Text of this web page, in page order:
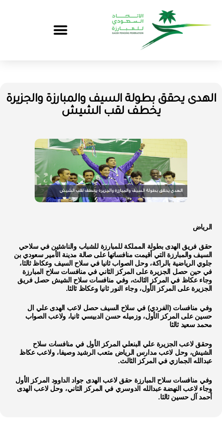
الهدى يحقق بطولة السيف والمبارزة والجزيرة
يخطف لقب الشيش
الرياض
حقق فريق الهدى بطولة المملكة للمبارزة للشباب والناشئین في سلاحي
السيف والمبارزة التي أقيمت منافساتها على صالة مدينة الأمير سعودي بن
جلوي الرياضية بالراكة، وحل الصواب ثانيا في سلاح السيف وعكاظ ثالثا،
في حين حصل الجزيرة على المركز الثاني في منافسات سلاح المبارزة
وجاء عكاظ في المركز الثالث، وفي منافسات سلاح الشيش حصل فريق
الجزيرة على المركز الأول، وجاء النور ثانيا وعكاظ ثالثا.
وفي منافسات (الفردي) في سلاح السيف حصل لاعب الهدى علي ال
حسين على المركز الأول، وزميله حسن الدبيسي ثانيا، ولاعب الصواب
محمد سعيد ثالثا
وحقق لاعب الجزيرة علي البنعلي المركز الأول في منافسات سلاح
الشيش، وحل لاعب مدارس الرياض متعب الرشيد وصيفا، ولاعب عكاظ
عبدالله الجمازي في المركز الثالث.
وفي منافسات سلاح المبارزة حقق لاعب الهدى جواد الداوود المركز الأول
وجاء لاعب النهضة عبدالله الدوسري في المركز الثاني، وحل لاعب الهدى
أحمد آل حسين ثالثا.